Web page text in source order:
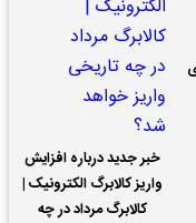
خبر جدید درباره افزایش
واریز کالابرگ الکترونیک |
کالابرگ مرداد در چه